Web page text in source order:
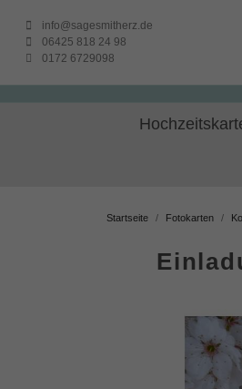
info@sagesmitherz.de
06425 818 24 98
0172 6729098
Startseite Fotokarten